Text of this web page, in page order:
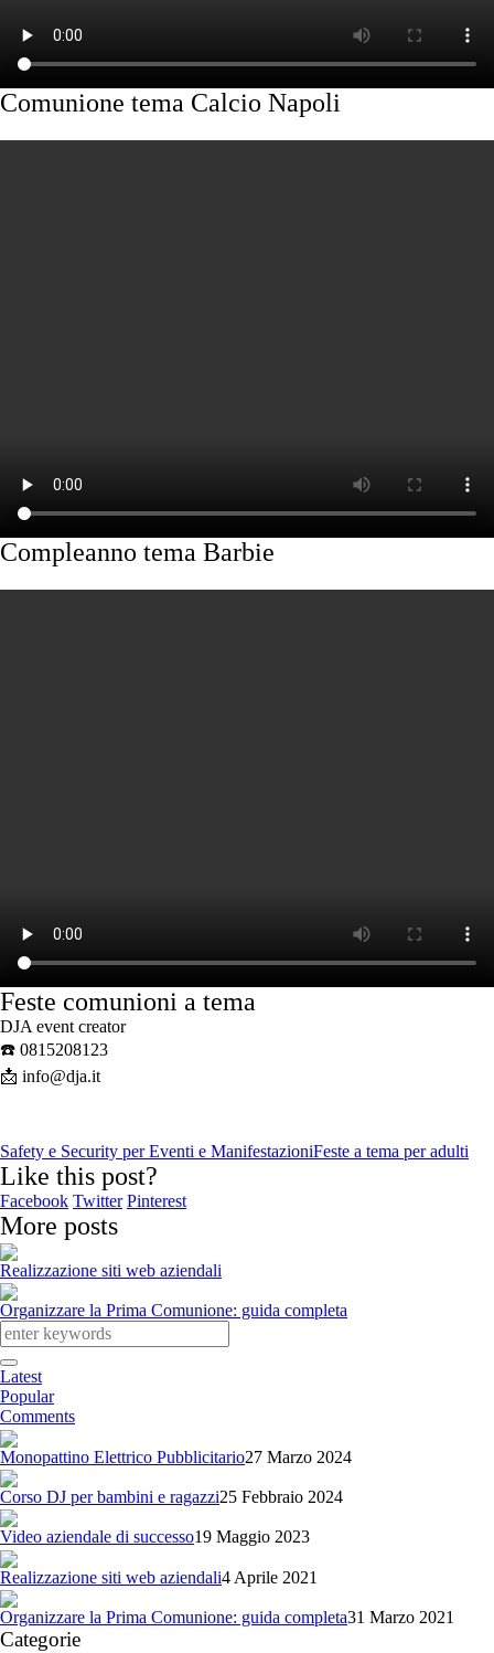
Comunione tema Calcio Napoli
Compleanno tema Barbie
Feste comunioni a tema
DJA event creator
☎️ 0815208123
📩 info@dja.it
Safety e Security per Eventi e ManifestazioniFeste a tema per adulti
Like this post?
Facebook Twitter Pinterest
More posts
Realizzazione siti web aziendali
Organizzare la Prima Comunione: guida completa
Latest
Popular
Comments
Monopattino Elettrico Pubblicitario27 Marzo 2024
Corso DJ per bambini e ragazzi25 Febbraio 2024
Video aziendale di successo19 Maggio 2023
Realizzazione siti web aziendali4 Aprile 2021
Organizzare la Prima Comunione: guida completa31 Marzo 2021
Categorie